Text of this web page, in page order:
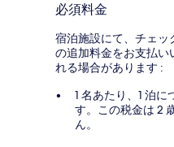
必須料金
宿泊施設にて、チェッ
の追加料金をお支払い
れる場合があります :
1 名あたり、1 泊
す。この税金は 2
ん。